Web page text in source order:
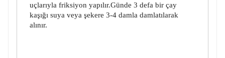
uçlarıyla friksiyon yapılır.Günde 3 defa bir çay
kaşığı suya veya şekere 3-4 damla damlatılarak
alınır.